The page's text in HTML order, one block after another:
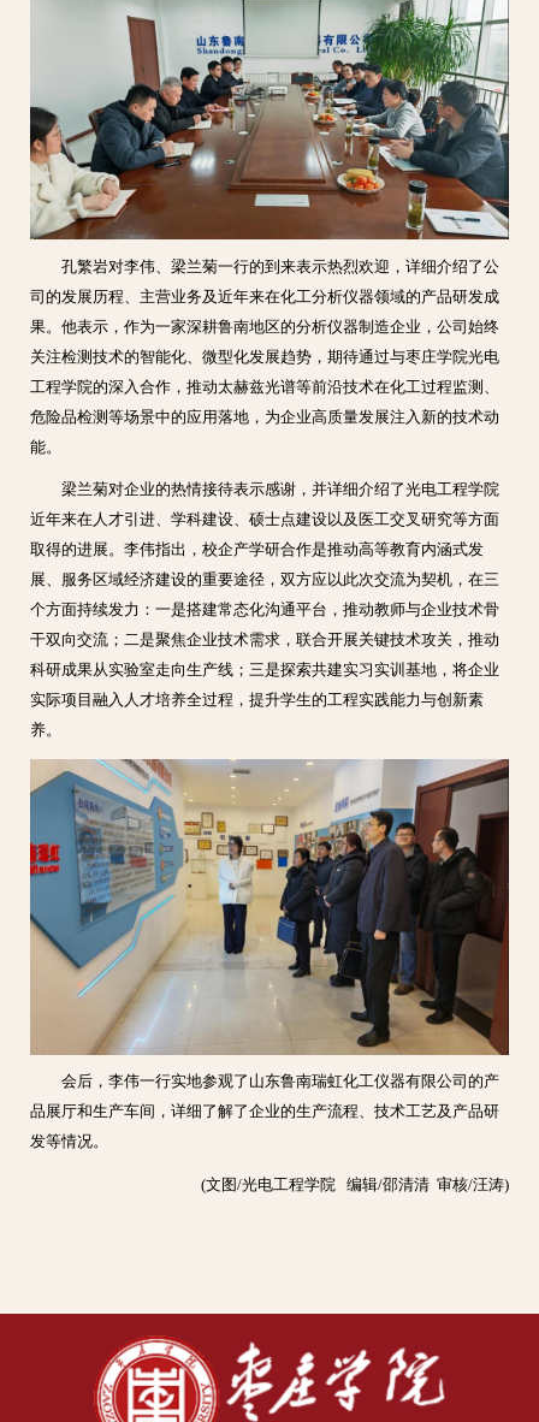
孔繁岩对李伟、梁兰菊一行的到来表示热烈欢迎，详细介绍了公
司的发展历程、主营业务及近年来在化工分析仪器领域的产品研发成
果。他表示，作为一家深耕鲁南地区的分析仪器制造企业，公司始终
关注检测技术的智能化、微型化发展趋势，期待通过与枣庄学院光电
工程学院的深入合作，推动太赫兹光谱等前沿技术在化工过程监测、
危险品检测等场景中的应用落地，为企业高质量发展注入新的技术动
能。
梁兰菊对企业的热情接待表示感谢，并详细介绍了光电工程学院
近年来在人才引进、学科建设、硕士点建设以及医工交叉研究等方面
取得的进展。李伟指出，校企产学研合作是推动高等教育内涵式发
展、服务区域经济建设的重要途径，双方应以此次交流为契机，在三
个方面持续发力：一是搭建常态化沟通平台，推动教师与企业技术骨
干双向交流；二是聚焦企业技术需求，联合开展关键技术攻关，推动
科研成果从实验室走向生产线；三是探索共建实习实训基地，将企业
实际项目融入人才培养全过程，提升学生的工程实践能力与创新素
养。
会后，李伟一行实地参观了山东鲁南瑞虹化工仪器有限公司的产
品展厅和生产车间，详细了解了企业的生产流程、技术工艺及产品研
发等情况。
(文图/光电工程学院 编辑/邵清清 审核/汪涛)